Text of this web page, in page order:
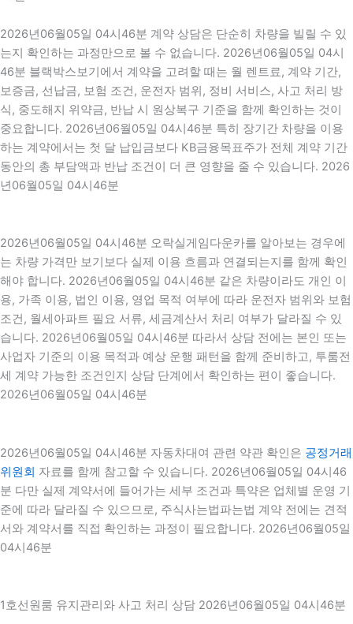
2026년06월05일 04시46분 계약 상담은 단순히 차량을 빌릴 수 있
는지 확인하는 과정만으로 볼 수 없습니다. 2026년06월05일 04시
46분 블랙박스보기에서 계약을 고려할 때는 월 렌트료, 계약 기간,
보증금, 선납금, 보험 조건, 운전자 범위, 정비 서비스, 사고 처리 방
식, 중도해지 위약금, 반납 시 원상복구 기준을 함께 확인하는 것이
중요합니다. 2026년06월05일 04시46분 특히 장기간 차량을 이용
하는 계약에서는 첫 달 납입금보다 KB금융목표주가 전체 계약 기간
동안의 총 부담액과 반납 조건이 더 큰 영향을 줄 수 있습니다. 2026
년06월05일 04시46분
2026년06월05일 04시46분 오락실게임다운카를 알아보는 경우에
는 차량 가격만 보기보다 실제 이용 흐름과 연결되는지를 함께 확인
해야 합니다. 2026년06월05일 04시46분 같은 차량이라도 개인 이
용, 가족 이용, 법인 이용, 영업 목적 여부에 따라 운전자 범위와 보험
조건, 월세아파트 필요 서류, 세금계산서 처리 여부가 달라질 수 있
습니다. 2026년06월05일 04시46분 따라서 상담 전에는 본인 또는
사업자 기준의 이용 목적과 예상 운행 패턴을 함께 준비하고, 투룸전
세 계약 가능한 조건인지 상담 단계에서 확인하는 편이 좋습니다.
2026년06월05일 04시46분
2026년06월05일 04시46분 자동차대여 관련 약관 확인은 공정거래
위원회 자료를 함께 참고할 수 있습니다. 2026년06월05일 04시46
분 다만 실제 계약서에 들어가는 세부 조건과 특약은 업체별 운영 기
준에 따라 달라질 수 있으므로, 주식사는법파는법 계약 전에는 견적
서와 계약서를 직접 확인하는 과정이 필요합니다. 2026년06월05일
04시46분
1호선원룸 유지관리와 사고 처리 상담 2026년06월05일 04시46분